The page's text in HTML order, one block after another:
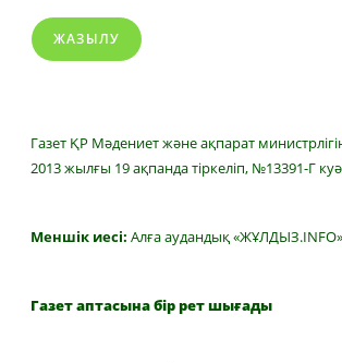
ЖАЗЫЛУ
Газет ҚР Мәдениет және ақпарат
2013 жылғы 19 ақпанда тіркеліп, №13391-Г
Меншік иесі: Алға аудандық
Газет аптасына бір рет шығады